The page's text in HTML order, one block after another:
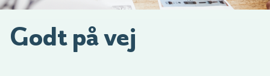
Godt på vej